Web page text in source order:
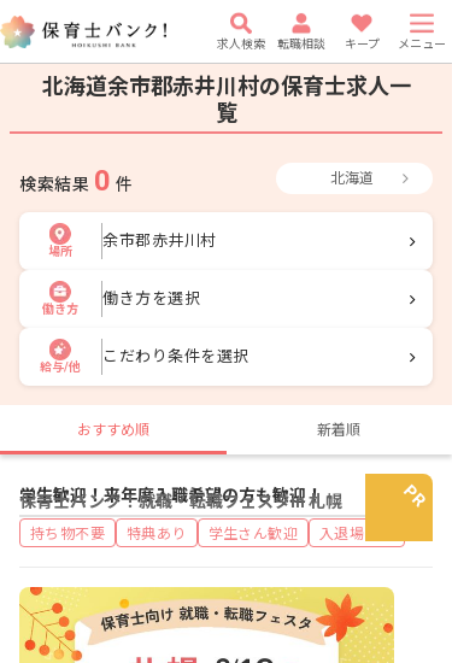
求人検索 転職相談 キープ メニュー
北海道余市郡赤井川村の保育士求人一
覧
検索結果 0 件 北海道
場所
余市郡赤井川村
働き方
働き方を選択
給与/他
こだわり条件を選択
おすすめ順 新着順
保育士バンク！就職・転職フェスタin 札幌
学生歓迎！来年度入職希望の方も歓迎！
持ち物不要 特典あり 学生さん歓迎 入退場自由